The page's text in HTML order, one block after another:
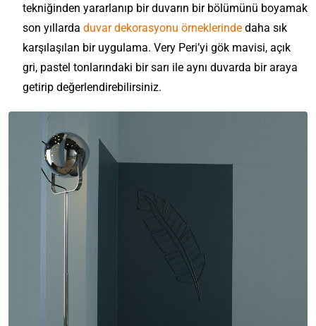
tekniğinden yararlanıp bir duvarın bir bölümünü boyamak
son yıllarda duvar dekorasyonu örneklerinde daha sık
karşılaşılan bir uygulama. Very Peri’yi gök mavisi, açık
gri, pastel tonlarındaki bir sarı ile aynı duvarda bir araya
getirip değerlendirebilirsiniz.